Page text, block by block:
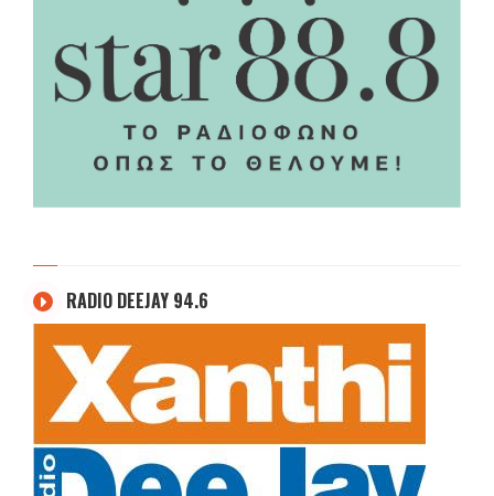
RADIO DEEJAY 94.6